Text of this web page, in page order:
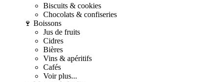
Biscuits & cookies
Chocolats & confiseries
🍷 Boissons
Jus de fruits
Cidres
Bières
Vins & apéritifs
Cafés
Voir plus...